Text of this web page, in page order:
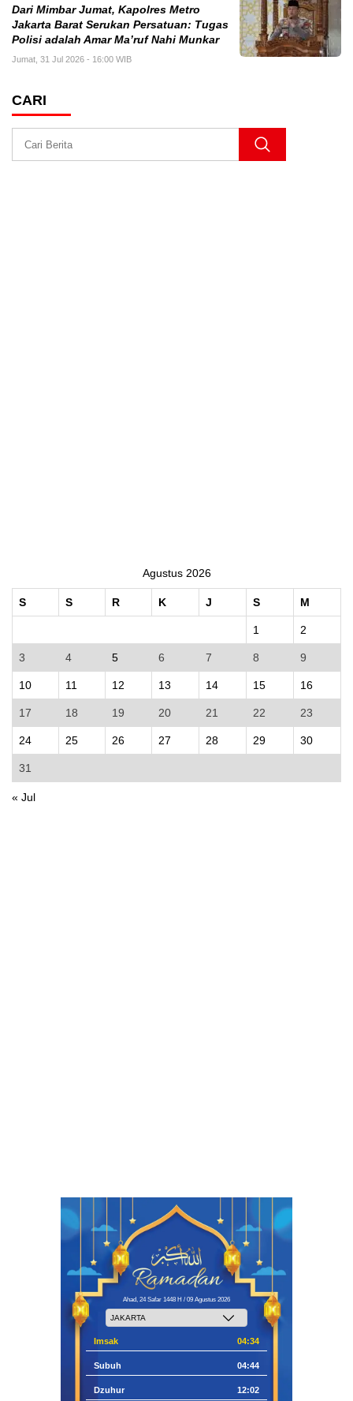
Dari Mimbar Jumat, Kapolres Metro
Jakarta Barat Serukan Persatuan: Tugas
Polisi adalah Amar Ma’ruf Nahi Munkar
Jumat, 31 Jul 2026 - 16:00 WIB
CARI
Agustus 2026
S S R K J S M
1 2
3 4 5 6 7 8 9
10 11 12 13 14 15 16
17 18 19 20 21 22 23
24 25 26 27 28 29 30
31
« Jul
Ahad, 24 Safar 1448 H / 09 Agustus 2026
Imsak 04:34
Subuh 04:44
Dzuhur 12:02